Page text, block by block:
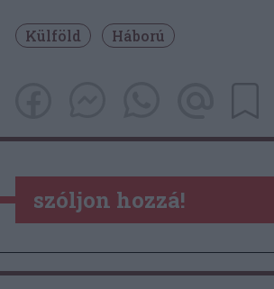
Külföld Háború
szóljon hozzá!